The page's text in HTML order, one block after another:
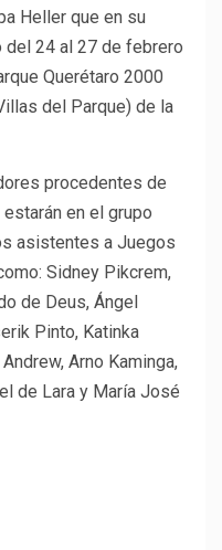
Heller que en su
del 24 al 27 de febrero
Querétaro 2000
del Parque) de la
procedentes de
en el grupo
asistentes a Juegos
Sidney Pikcrem,
de Deus, Ángel
Pinto, Katinka
Arno Kaminga,
de Lara y María José